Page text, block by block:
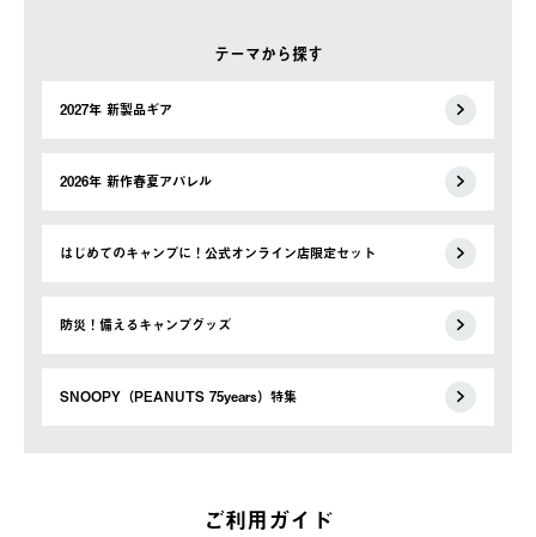
テーマから探す
2027年 新製品ギア
2026年 新作春夏アパレル
はじめてのキャンプに！公式オンライン店限定セット
防災！備えるキャンプグッズ
SNOOPY（PEANUTS 75years）特集
ご利用ガイド